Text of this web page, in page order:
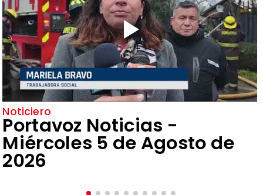
Noticiero
Portavoz Noticias -
Miércoles 5 de Agosto de
2026